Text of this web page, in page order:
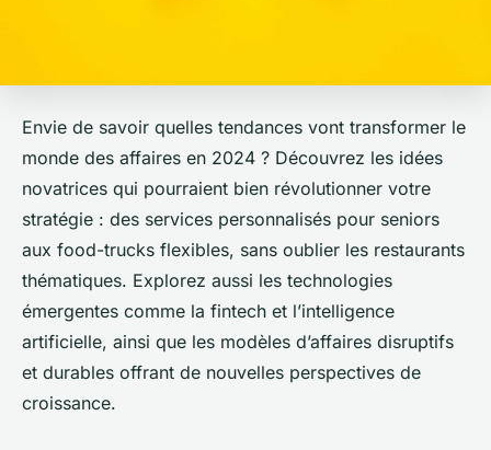
Envie de savoir quelles tendances vont transformer le
monde des affaires en 2024 ? Découvrez les idées
novatrices qui pourraient bien révolutionner votre
stratégie : des services personnalisés pour seniors
aux food-trucks flexibles, sans oublier les restaurants
thématiques. Explorez aussi les technologies
émergentes comme la fintech et l’intelligence
artificielle, ainsi que les modèles d’affaires disruptifs
et durables offrant de nouvelles perspectives de
croissance.